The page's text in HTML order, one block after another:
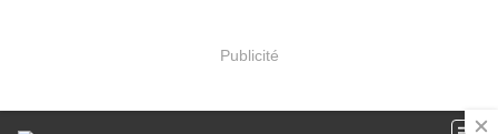
Publicité